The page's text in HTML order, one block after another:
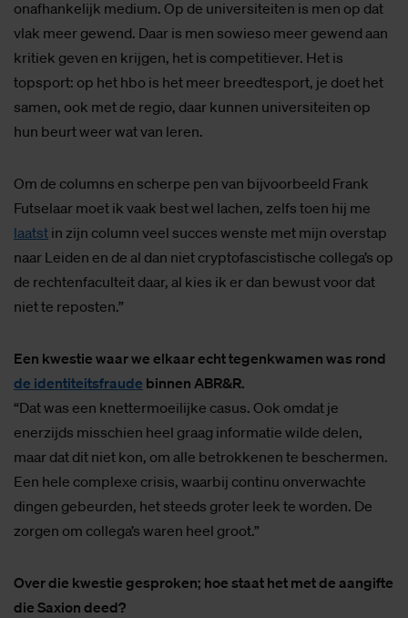
onafhankelijk medium. Op de universiteiten is men op dat
vlak meer gewend. Daar is men sowieso meer gewend aan
kritiek geven en krijgen, het is competitiever. Het is
topsport: op het hbo is het meer breedtesport, je doet het
samen, ook met de regio, daar kunnen universiteiten op
hun beurt weer wat van leren.
Om de columns en scherpe pen van bijvoorbeeld Frank
Futselaar moet ik vaak best wel lachen, zelfs toen hij me
laatst in zijn column veel succes wenste met mijn overstap
naar Leiden en de al dan niet cryptofascistische collega’s op
de rechtenfaculteit daar, al kies ik er dan bewust voor dat
niet te reposten.”
Een kwestie waar we elkaar echt tegenkwamen was rond
de identiteitsfraude binnen ABR&R.
“Dat was een knettermoeilijke casus. Ook omdat je
enerzijds misschien heel graag informatie wilde delen,
maar dat dit niet kon, om alle betrokkenen te beschermen.
Een hele complexe crisis, waarbij continu onverwachte
dingen gebeurden, het steeds groter leek te worden. De
zorgen om collega’s waren heel groot.”
Over die kwestie gesproken; hoe staat het met de aangifte
die Saxion deed?